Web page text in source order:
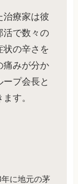
治療家は彼
活で数々の
状の辛さを
痛みが分か
プ会長と
す。
に地元の茅